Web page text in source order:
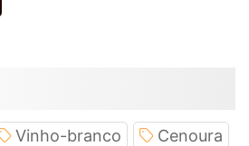
Vinho-branco
Cenoura